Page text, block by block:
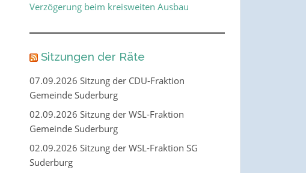
Verzögerung beim kreisweiten Ausbau
Sitzungen der Räte
07.09.2026 Sitzung der CDU-Fraktion
Gemeinde Suderburg
02.09.2026 Sitzung der WSL-Fraktion
Gemeinde Suderburg
02.09.2026 Sitzung der WSL-Fraktion SG
Suderburg